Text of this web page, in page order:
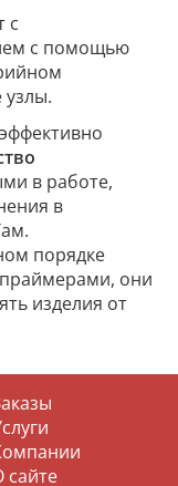
с
с помощью
в работе,
в
порядке
они
изделия от
сайте